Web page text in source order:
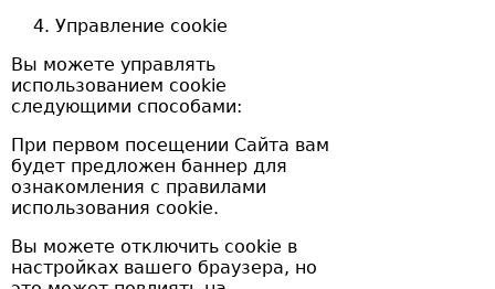
Управление cookie
Вы можете управлять
использованием cookie
следующими способами:
При первом посещении Сайта вам
будет предложен баннер для
ознакомления с правилами
использования cookie.
Вы можете отключить cookie в
настройках вашего браузера, но